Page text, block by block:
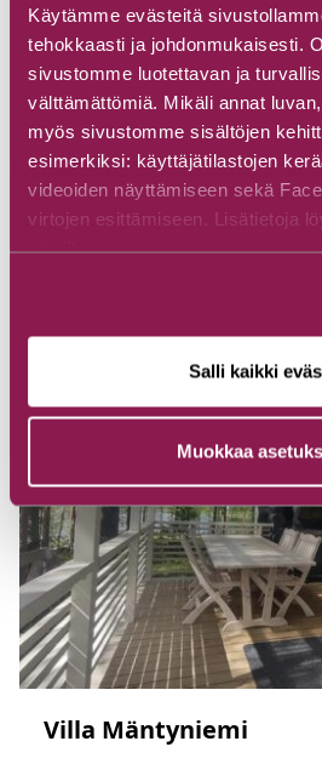
Käytämme evästeitä
tehokkaasti ja johdonmukaisesti.
sivustomme luotettavan ja
välttämättömiä. Mikäli annat
myös sivustomme sisältöjen
esimerkiksi: käyttäjätilastojen
videoiden näyttämiseen sekä
virtojen esittämiseen. Lisätietoja
sivuiltamme.
Salli kaikki
Muokkaa
Villa Antinjärvi
Tutustu
Villa Mäntyniemi